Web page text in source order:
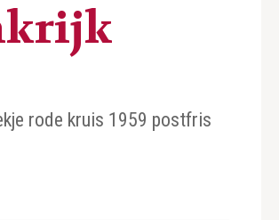
rode kruis 1959 postfris